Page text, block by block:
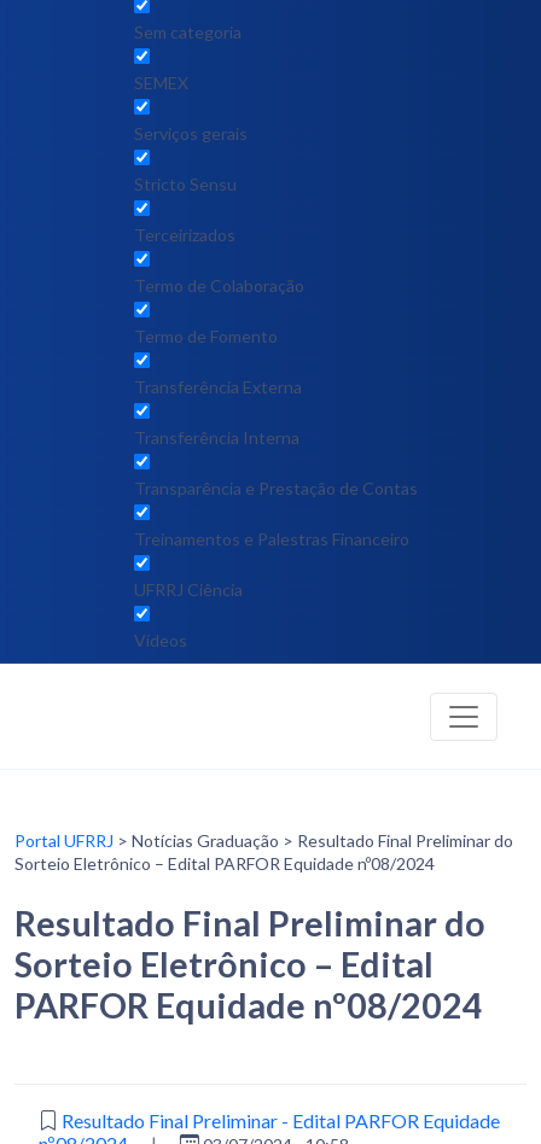
Sem categoria
SEMEX
Serviços gerais
Stricto Sensu
Terceirizados
Termo de Colaboração
Termo de Fomento
Transferência Externa
Transferência Interna
Transparência e Prestação de Contas
Treinamentos e Palestras Financeiro
UFRRJ Ciência
Vídeos
Portal UFRRJ > Notícias Graduação > Resultado Final Preliminar do
Sorteio Eletrônico – Edital PARFOR Equidade nº08/2024
Resultado Final Preliminar do
Sorteio Eletrônico – Edital
PARFOR Equidade nº08/2024
Resultado Final Preliminar - Edital PARFOR Equidade